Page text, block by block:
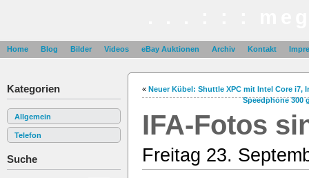
Home Blog Bilder Videos eBay Auktionen Archiv Kontakt
Kategorien
Allgemein
Telefon
Suche
« Neuer Kübel: Shuttle XPC mit Intel Core i7,
Speedphone 300
IFA-Fotos
Freitag 23.